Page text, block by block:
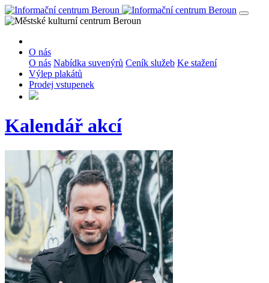
O nás
O nás Nabídka suvenýrů Ceník služeb Ke stažení
Výlep plakátů
Prodej vstupenek
Kalendář akcí